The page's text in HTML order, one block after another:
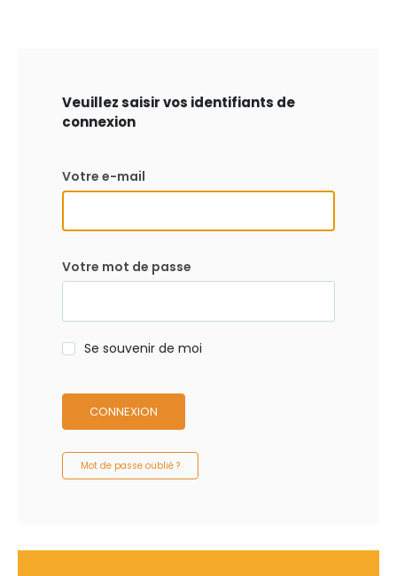
Veuillez saisir vos identifiants de
connexion
Votre e-mail
Votre mot de passe
Se souvenir de moi
CONNEXION
Mot de passe oublié ?